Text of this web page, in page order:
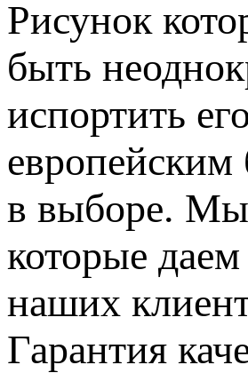
Рисунок
быть
испортить
европейским
в выборе. Мы
которые
наших
Гарантия